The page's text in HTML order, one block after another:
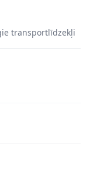
transportlīdzekļi